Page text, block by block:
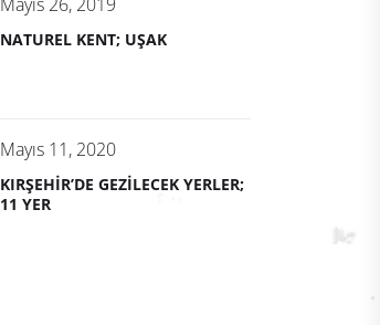
NATUREL KENT; UŞAK
Mayıs 11, 2020
KIRŞEHİR’DE GEZİLECEK YERLER;
11 YER